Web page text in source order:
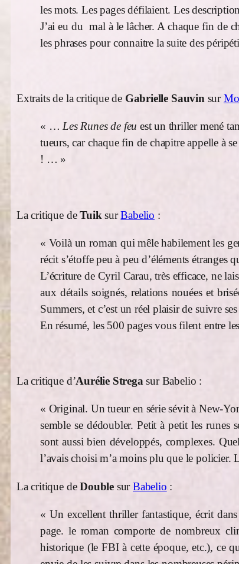
les mots. Les pages défilaient. Les
J’ai eu du mal à le lâcher. A chaque fin de
les phrases pour connaitre la suite des
Extraits de la critique de Gabrielle Sauvin sur
« …Les Runes de feu est un thriller mené
tueurs, car chaque fin de chapitre appelle à
! … »
La critique deTuik surBabelio :
« Voilà un roman qui mêle habilement les
récit s’étoffe peu à peu d’éléments étranges
L’écriture de Cyril Carau, très efficace, ne
aux détails soignés, relations nouées et
Summers, et c’est un réel plaisir de suivre
En résumé, les 500 pages vous filent entre
La critique d’Aurélie Stregasur Babelio :
« Original. Un tueur en série sévit à New-
semble se dédoubler. Petit à petit les runes
sont aussi bien développés, complexes.
l’avais choisi m’a moins plu que le policier.
La critique deDoublesurBabelio :
« Un excellent thriller fantastique, écrit
page. le roman comporte de nombreux
historique (le FBI à cette époque, etc.), ce